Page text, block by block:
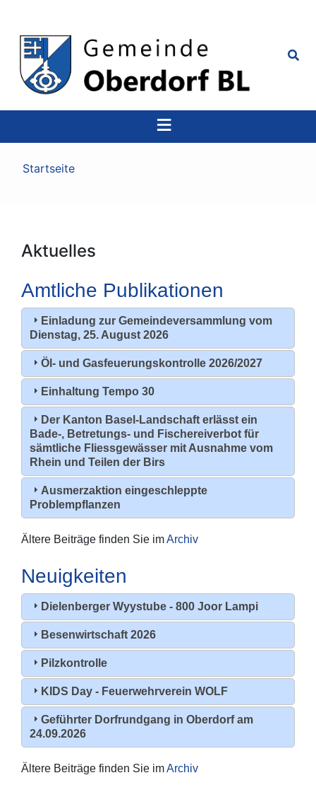
Pfadnavigation
Startseite
Aktuelles
Amtliche Publikationen
Einladung zur Gemeindeversammlung vom
Dienstag, 25. August 2026
Öl- und Gasfeuerungskontrolle 2026/2027
Einhaltung Tempo 30
Der Kanton Basel-Landschaft erlässt ein
Bade-, Betretungs- und Fischereiverbot für
sämtliche Fliessgewässer mit Ausnahme vom
Rhein und Teilen der Birs
Ausmerzaktion eingeschleppte
Problempflanzen
Ältere Beiträge finden Sie imArchiv
Neuigkeiten
Dielenberger Wyystube - 800 Joor Lampi
Besenwirtschaft 2026
Pilzkontrolle
KIDS Day - Feuerwehrverein WOLF
Geführter Dorfrundgang in Oberdorf am
24.09.2026
Ältere Beiträge finden Sie imArchiv